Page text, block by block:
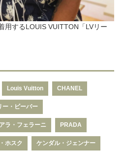
用するLOUIS VUITTON「LVリー
Louis Vuitton CHANEL
ー・ビーバー
ラ・フェラーニ PRADA
ホスク ケンダル・ジェンナー